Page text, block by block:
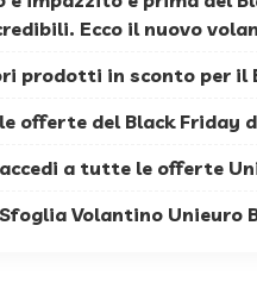
Ecco il nuovo
prodotti in sconto per il
offerte del Black Friday
a tutte le offerte
Volantino Unieuro